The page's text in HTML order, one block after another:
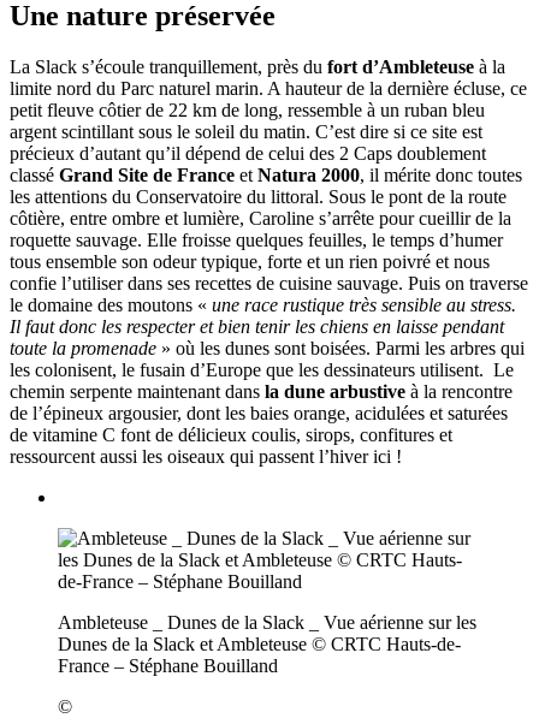
Une nature préservée
La Slack s’écoule tranquillement, près du fort d’Ambleteuse à la
limite nord du Parc naturel marin. A hauteur de la dernière écluse, ce
petit fleuve côtier de 22 km de long, ressemble à un ruban bleu
argent scintillant sous le soleil du matin. C’est dire si ce site est
précieux d’autant qu’il dépend de celui des 2 Caps doublement
classé Grand Site de France et Natura 2000, il mérite donc toutes
les attentions du Conservatoire du littoral. Sous le pont de la route
côtière, entre ombre et lumière, Caroline s’arrête pour cueillir de la
roquette sauvage. Elle froisse quelques feuilles, le temps d’humer
tous ensemble son odeur typique, forte et un rien poivré et nous
confie l’utiliser dans ses recettes de cuisine sauvage. Puis on traverse
le domaine des moutons « une race rustique très sensible au stress.
Il faut donc les respecter et bien tenir les chiens en laisse pendant
toute la promenade » où les dunes sont boisées. Parmi les arbres qui
les colonisent, le fusain d’Europe que les dessinateurs utilisent. Le
chemin serpente maintenant dans la dune arbustive à la rencontre
de l’épineux argousier, dont les baies orange, acidulées et saturées
de vitamine C font de délicieux coulis, sirops, confitures et
ressourcent aussi les oiseaux qui passent l’hiver ici !
Ambleteuse _ Dunes de la Slack _ Vue aérienne sur les
Dunes de la Slack et Ambleteuse © CRTC Hauts-de-
France – Stéphane Bouilland
©